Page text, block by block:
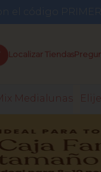
el código
Localizar Tiendas
Medialunas